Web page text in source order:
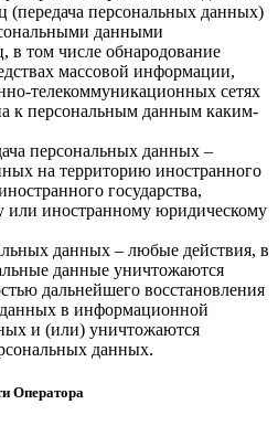
(передача персональных данных)
данными
в том числе обнародование
массовой информации,
телекоммуникационных сетях
к персональным данным каким-
персональных данных –
на территорию иностранного
государства,
или иностранному юридическому
данных – любые действия, в
данные уничтожаются
дальнейшего восстановления
в информационной
и (или) уничтожаются
данных.
Оператора